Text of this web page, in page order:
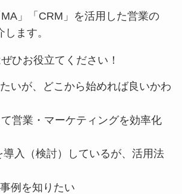
MA」「CRM」を活用した営業の
ます。
ひお役立てください！
いが、どこから始めれば良いかわ
営業・マーケティングを効率化
導入（検討）しているが、活用法
例を知りたい